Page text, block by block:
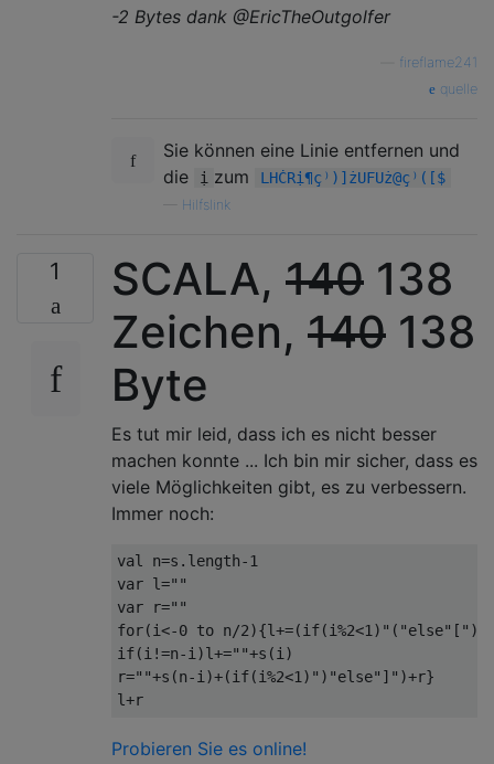
-2 Bytes dank @EricTheOutgolfer
fireflame241
quelle
Sie können eine Linie entfernen und
die
ị zum LHĊRị¶ç⁾)]żUFUż@ç⁾([$
Hilfslink
1 SCALA, 140 138
Zeichen, 140 138
Byte
Es tut mir leid, dass ich es nicht besser
machen konnte ... Ich bin mir sicher, dass es
viele Möglichkeiten gibt, es zu verbessern.
Immer noch:
val n=s.length-1
var l=""
var r=""
for(i<-0 to n/2){l+=(if(i%2<1)"("else"[")
if(i!=n-i)l+=""+s(i)
r=""+s(n-i)+(if(i%2<1)")"else"]")+r}
Probieren Sie es online!